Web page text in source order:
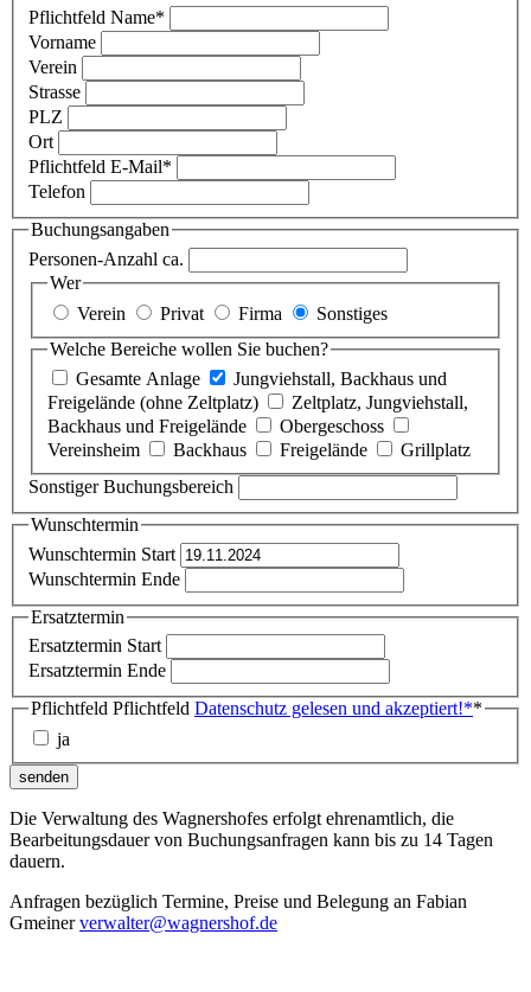
Pflichtfeld Name*
Vorname
Verein
Strasse
PLZ
Ort
Pflichtfeld E-Mail*
Telefon
Buchungsangaben
Personen-Anzahl ca.
Wer
Verein
Privat Firma
Sonstiges
Welche Bereiche wollen Sie buchen?
Gesamte Anlage
Jungviehstall, Backhaus und
Freigelände (ohne Zeltplatz)
Zeltplatz, Jungviehstall,
Backhaus und Freigelände
Obergeschoss
Vereinsheim
Backhaus Freigelände
Grillplatz
Sonstiger Buchungsbereich
Wunschtermin
Wunschtermin Start
Wunschtermin Ende
Ersatztermin
Ersatztermin Start
Ersatztermin Ende
Pflichtfeld Pflichtfeld Datenschutz gelesen und akzeptiert!**
ja
senden
Die Verwaltung des Wagnershofes erfolgt ehrenamtlich, die
Bearbeitungsdauer von Buchungsanfragen kann bis zu 14 Tagen
dauern.
Anfragen bezüglich Termine, Preise und Belegung an Fabian
Gmeinerverwalter@wagnershof.de